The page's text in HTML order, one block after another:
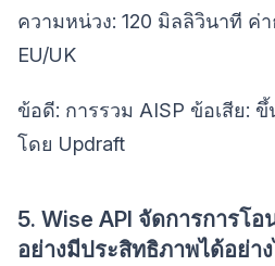
ความหน่วง: 120 มิลลิวินาที ค่
EU/UK
ข้อดี: การรวม AISP ข้อเสีย:
โดย Updraft
5. Wise API จัดการการโอ
อย่างมีประสิทธิภาพได้อย่าง